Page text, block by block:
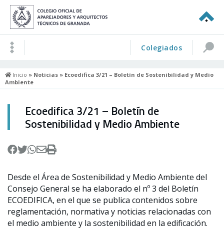
Colegiados
Inicio » Noticias » Ecoedifica 3/21 – Boletín de Sostenibilidad y Medio
Ambiente
Ecoedifica 3/21 – Boletín de
Sostenibilidad y Medio Ambiente
Desde el Área de Sostenibilidad y Medio Ambiente del
Consejo General se ha elaborado el nº 3 del Boletín
ECOEDIFICA, en el que se publica contenidos sobre
reglamentación, normativa y noticias relacionadas con
el medio ambiente y la sostenibilidad en la edificación.